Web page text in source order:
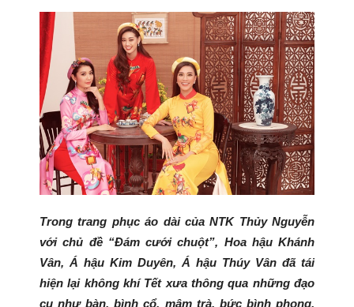
Trong trang phục áo dài của NTK Thủy Nguyễn
với chủ đề “Đám cưới chuột”, Hoa hậu Khánh
Vân, Á hậu Kim Duyên, Á hậu Thúy Vân đã tái
hiện lại không khí Tết xưa thông qua những đạo
cụ như bàn, bình cổ, mâm trà, bức bình phong,